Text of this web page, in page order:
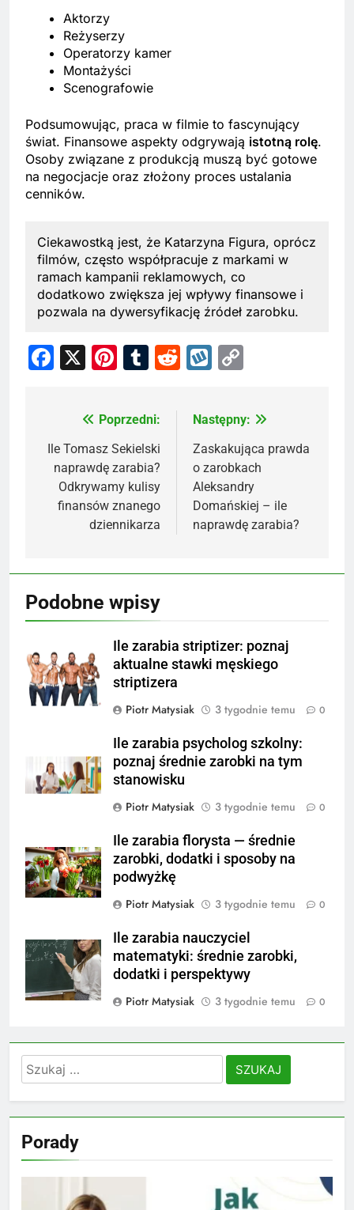
Aktorzy
Reżyserzy
Operatorzy kamer
Montażyści
Scenografowie
Podsumowując, praca w filmie to fascynujący
świat. Finansowe aspekty odgrywają istotną rolę.
Osoby związane z produkcją muszą być gotowe
na negocjacje oraz złożony proces ustalania
cenników.
Ciekawostką jest, że Katarzyna Figura, oprócz
filmów, często współpracuje z markami w
ramach kampanii reklamowych, co
dodatkowo zwiększa jej wpływy finansowe i
pozwala na dywersyfikację źródeł zarobku.
Facebook
X Pinterest
Tumblr
RedditWykop
Nawigacja
wpisu
Poprzedni:
Ile Tomasz Sekielski
naprawdę zarabia?
Odkrywamy kulisy
finansów znanego
dziennikarza
Następny:
Zaskakująca prawda
o zarobkach
Aleksandry
Domańskiej – ile
naprawdę zarabia?
Podobne wpisy
Ile zarabia striptizer: poznaj
aktualne stawki męskiego
striptizera
Piotr Matysiak
3 tygodnie temu 0
Ile zarabia psycholog szkolny:
poznaj średnie zarobki na tym
stanowisku
Piotr Matysiak
3 tygodnie temu 0
Ile zarabia florysta — średnie
zarobki, dodatki i sposoby na
podwyżkę
Piotr Matysiak
3 tygodnie temu 0
Ile zarabia nauczyciel
matematyki: średnie zarobki,
dodatki i perspektywy
Piotr Matysiak
3 tygodnie temu 0
Szukaj:
Porady